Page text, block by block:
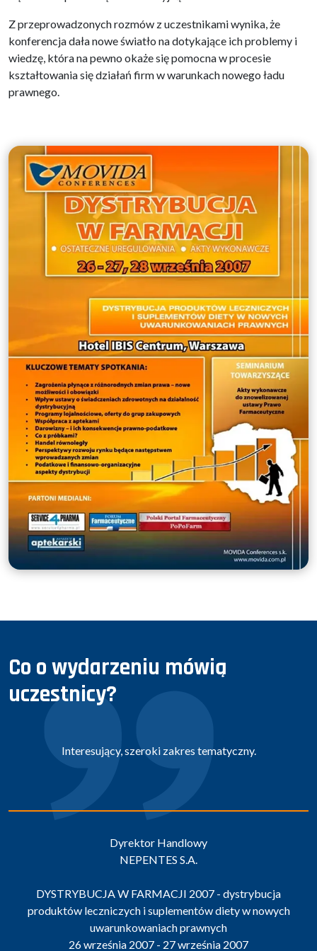
Z przeprowadzonych rozmów z uczestnikami wynika, że
konferencja dała nowe światło na dotykające ich problemy i
wiedzę, która na pewno okaże się pomocna w procesie
kształtowania się działań firm w warunkach nowego ładu
prawnego.
Co o wydarzeniu mówią
uczestnicy?
szeroki zakres tematyczny.
Dyrektor Handlowy
W FARMACJI 2007 - dystrybucja
i suplementów diety w nowych
prawnych
2007 - 27 września 2007
Aktualne problemy